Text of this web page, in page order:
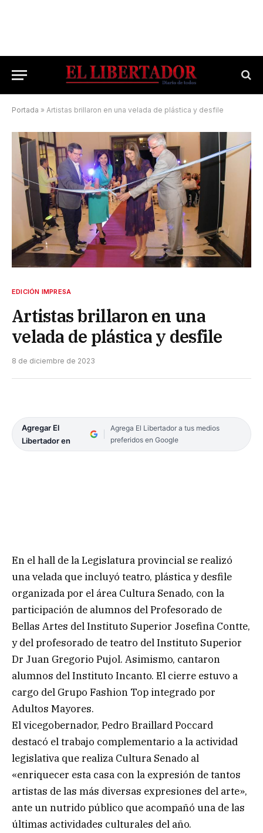
Portada » Artistas brillaron en una velada de plástica y desfile
EDICIÓN IMPRESA
Artistas brillaron en una
velada de plástica y desfile
8 de diciembre de 2023
Agregar El
Libertador en
Agrega El Libertador a tus medios
preferidos en Google
En el hall de la Legislatura provincial se realizó
una velada que incluyó teatro, plástica y desfile
organizada por el área Cultura Senado, con la
participación de alumnos del Profesorado de
Bellas Artes del Instituto Superior Josefina Contte,
y del profesorado de teatro del Instituto Superior
Dr Juan Gregorio Pujol. Asimismo, cantaron
alumnos del Instituto Incanto. El cierre estuvo a
cargo del Grupo Fashion Top integrado por
Adultos Mayores.
El vicegobernador, Pedro Braillard Poccard
destacó el trabajo complementario a la actividad
legislativa que realiza Cultura Senado al
«enriquecer esta casa con la expresión de tantos
artistas de las más diversas expresiones del arte»,
ante un nutrido público que acompañó una de las
últimas actividades culturales del año.